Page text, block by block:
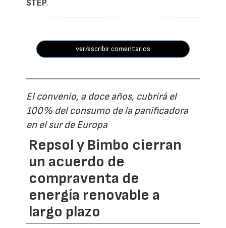
STEP.
ver/escribir comentarios
El convenio, a doce años, cubrirá el
100% del consumo de la panificadora
en el sur de Europa
Repsol y Bimbo cierran
un acuerdo de
compraventa de
energía renovable a
largo plazo